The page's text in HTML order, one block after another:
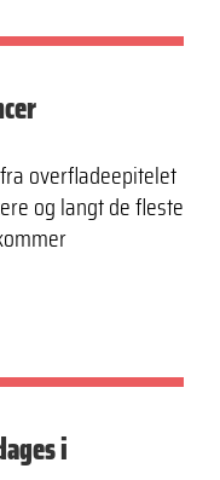
overfladeepitelet
og langt de fleste
i